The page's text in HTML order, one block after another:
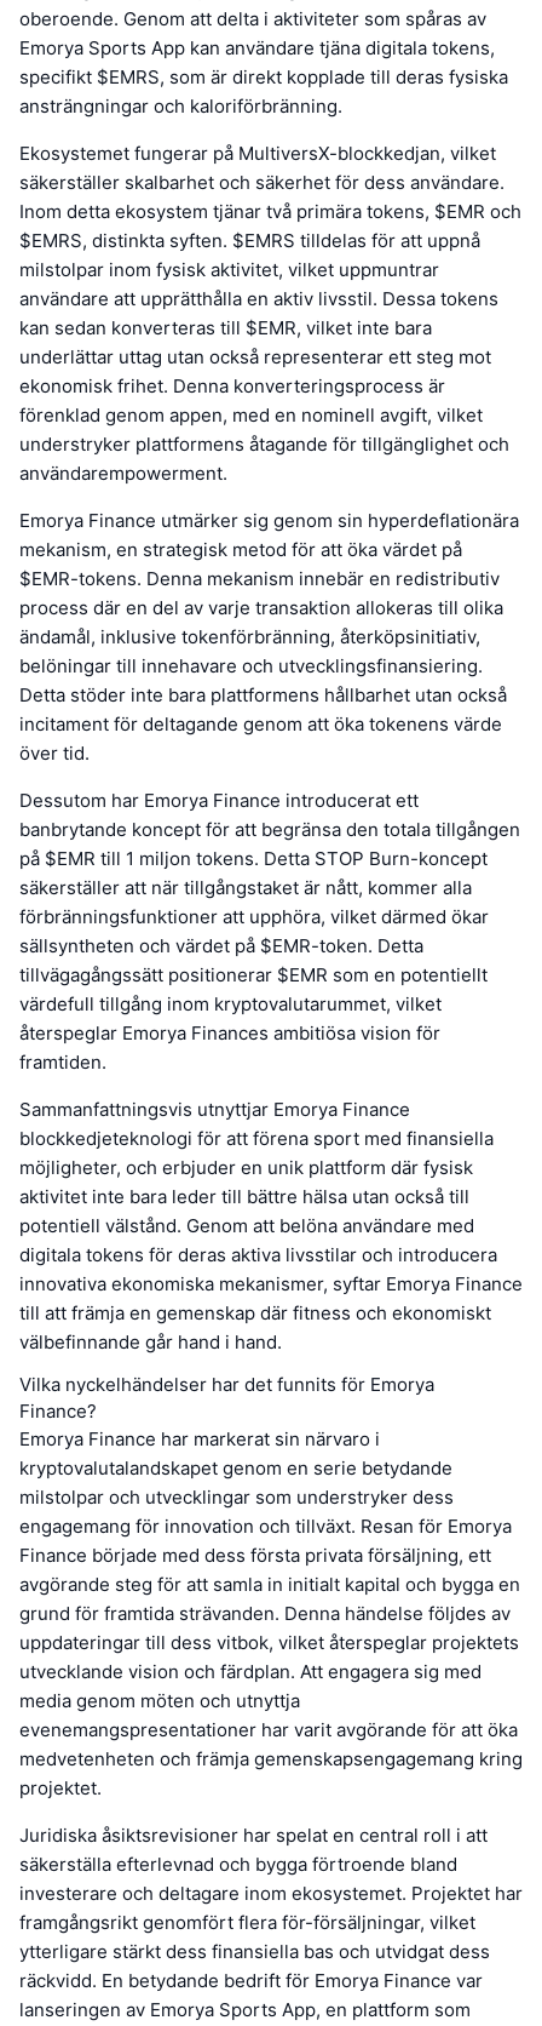
oberoende. Genom att delta i aktiviteter som spåras av
Emorya Sports App kan användare tjäna digitala tokens,
specifikt $EMRS, som är direkt kopplade till deras fysiska
ansträngningar och kaloriförbränning.
Ekosystemet fungerar på MultiversX-blockkedjan, vilket
säkerställer skalbarhet och säkerhet för dess användare.
Inom detta ekosystem tjänar två primära tokens, $EMR och
$EMRS, distinkta syften. $EMRS tilldelas för att uppnå
milstolpar inom fysisk aktivitet, vilket uppmuntrar
användare att upprätthålla en aktiv livsstil. Dessa tokens
kan sedan konverteras till $EMR, vilket inte bara
underlättar uttag utan också representerar ett steg mot
ekonomisk frihet. Denna konverteringsprocess är
förenklad genom appen, med en nominell avgift, vilket
understryker plattformens åtagande för tillgänglighet och
användarempowerment.
Emorya Finance utmärker sig genom sin hyperdeflationära
mekanism, en strategisk metod för att öka värdet på
$EMR-tokens. Denna mekanism innebär en redistributiv
process där en del av varje transaktion allokeras till olika
ändamål, inklusive tokenförbränning, återköpsinitiativ,
belöningar till innehavare och utvecklingsfinansiering.
Detta stöder inte bara plattformens hållbarhet utan också
incitament för deltagande genom att öka tokenens värde
över tid.
Dessutom har Emorya Finance introducerat ett
banbrytande koncept för att begränsa den totala tillgången
på $EMR till 1 miljon tokens. Detta STOP Burn-koncept
säkerställer att när tillgångstaket är nått, kommer alla
förbränningsfunktioner att upphöra, vilket därmed ökar
sällsyntheten och värdet på $EMR-token. Detta
tillvägagångssätt positionerar $EMR som en potentiellt
värdefull tillgång inom kryptovalutarummet, vilket
återspeglar Emorya Finances ambitiösa vision för
framtiden.
Sammanfattningsvis utnyttjar Emorya Finance
blockkedjeteknologi för att förena sport med finansiella
möjligheter, och erbjuder en unik plattform där fysisk
aktivitet inte bara leder till bättre hälsa utan också till
potentiell välstånd. Genom att belöna användare med
digitala tokens för deras aktiva livsstilar och introducera
innovativa ekonomiska mekanismer, syftar Emorya Finance
till att främja en gemenskap där fitness och ekonomiskt
välbefinnande går hand i hand.
Vilka nyckelhändelser har det funnits för Emorya
Finance?
Emorya Finance har markerat sin närvaro i
kryptovalutalandskapet genom en serie betydande
milstolpar och utvecklingar som understryker dess
engagemang för innovation och tillväxt. Resan för Emorya
Finance började med dess första privata försäljning, ett
avgörande steg för att samla in initialt kapital och bygga en
grund för framtida strävanden. Denna händelse följdes av
uppdateringar till dess vitbok, vilket återspeglar projektets
utvecklande vision och färdplan. Att engagera sig med
media genom möten och utnyttja
evenemangspresentationer har varit avgörande för att öka
medvetenheten och främja gemenskapsengagemang kring
projektet.
Juridiska åsiktsrevisioner har spelat en central roll i att
säkerställa efterlevnad och bygga förtroende bland
investerare och deltagare inom ekosystemet. Projektet har
framgångsrikt genomfört flera för-försäljningar, vilket
ytterligare stärkt dess finansiella bas och utvidgat dess
räckvidd. En betydande bedrift för Emorya Finance var
lanseringen av Emorya Sports App, en plattform som